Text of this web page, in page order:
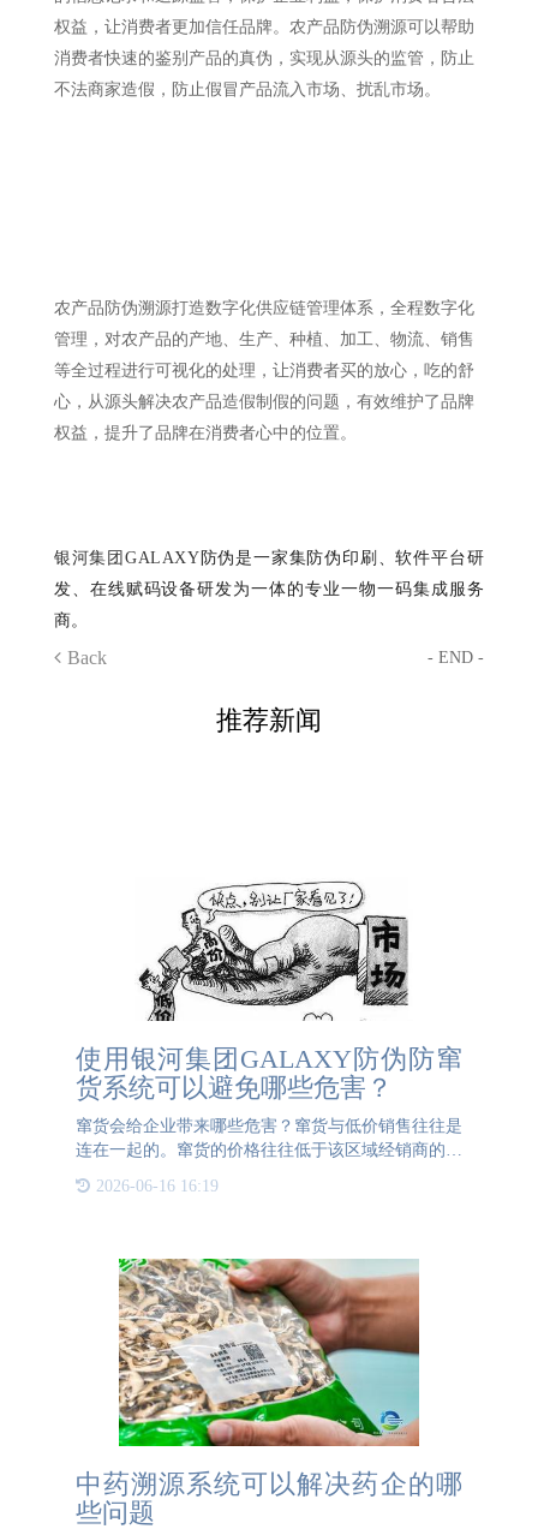
权益，让消费者更加信任品牌。农产品防伪溯源可以帮助
消费者快速的鉴别产品的真伪，实现从源头的监管，防止
不法商家造假，防止假冒产品流入市场、扰乱市场。
农产品防伪溯源打造数字化供应链管理体系，全程数字化
管理，对农产品的产地、生产、种植、加工、物流、销售
等全过程进行可视化的处理，让消费者买的放心，吃的舒
心，从源头解决农产品造假制假的问题，有效维护了品牌
权益，提升了品牌在消费者心中的位置。
银河集团GALAXY 防伪是一家集防伪印刷、软件平台研
发、在线赋码设备研发为一体的专业一物一码集成服务
商。
Back - END -
推荐新闻
使用银河集团GALAXY防伪防窜
货系统可以避免哪些危害？
窜货会给企业带来哪些危害？窜货与低价销售往往是
连在一起的。窜货的价格往往低于该区域经销商的正
商的正常销售受到严重打击，为维护其自身的销售网
2026-06-16 16:19
中药溯源系统可以解决药企的哪
些问题